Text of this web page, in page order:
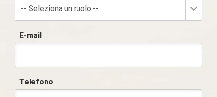
-- Seleziona un ruolo --
E-mail
Telefono